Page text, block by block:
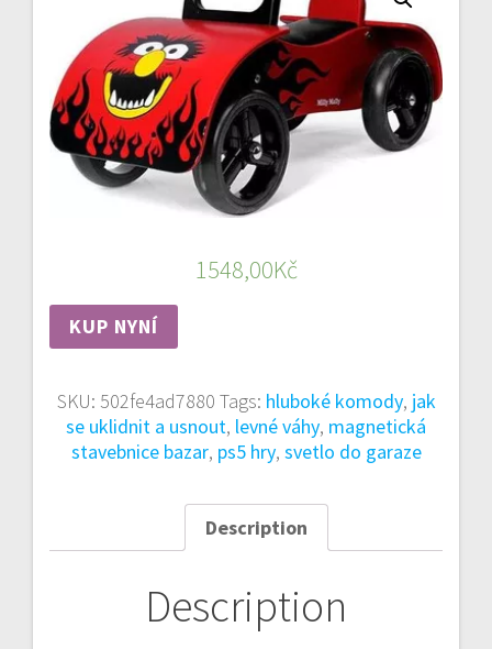
1548,00Kč
KUP NYNÍ
SKU: 502fe4ad7880 Tags: hluboké komody, jak
se uklidnit a usnout, levné váhy, magnetická
stavebnice bazar, ps5 hry, svetlo do garaze
Description
Description